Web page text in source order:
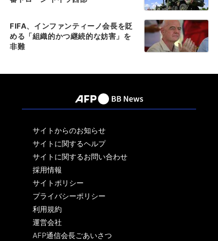
FIFA、インファンティーノ会長を貶
める「組織的かつ継続的な妨害」を
非難
サイトからのお知らせ
サイトに関するヘルプ
サイトに関するお問い合わせ
採用情報
サイトポリシー
プライバシーポリシー
利用規約
運営会社
AFP通信会長ごあいさつ